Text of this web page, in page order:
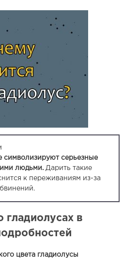
символизируют серьезные
людьми.Дарить такие
к переживаниям из-за
гладиолусах в
цвета гладиолусы